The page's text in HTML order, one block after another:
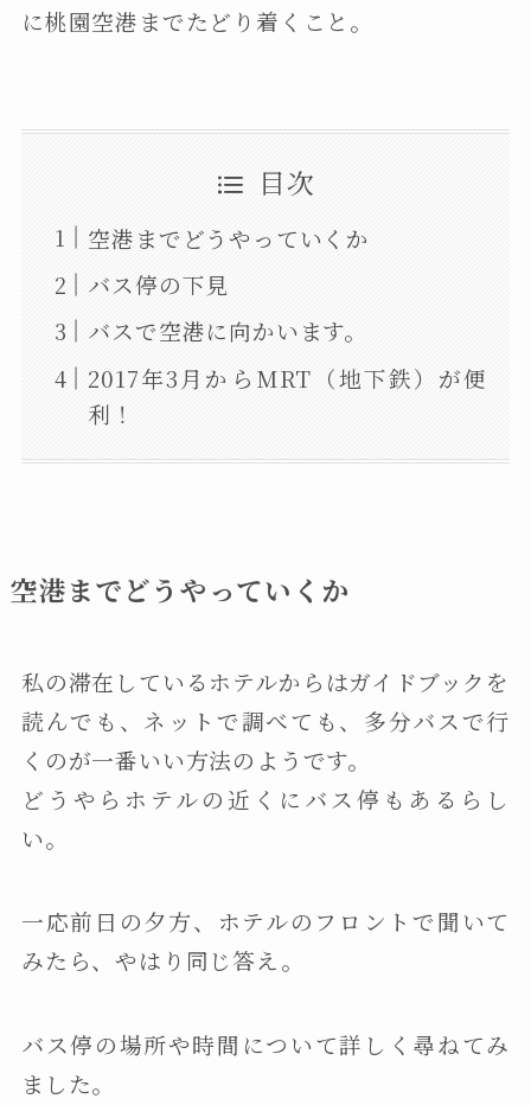
に桃園空港までたどり着くこと。
目次
空港までどうやっていくか
バス停の下見
バスで空港に向かいます。
2017年3月からMRT（地下鉄）が便
利！
空港までどうやっていくか
私の滞在しているホテルからはガイドブックを
読んでも、ネットで調べても、多分バスで行
くのが一番いい方法のようです。
どうやらホテルの近くにバス停もあるらし
い。
一応前日の夕方、ホテルのフロントで聞いて
みたら、やはり同じ答え。
バス停の場所や時間について詳しく尋ねてみ
ました。